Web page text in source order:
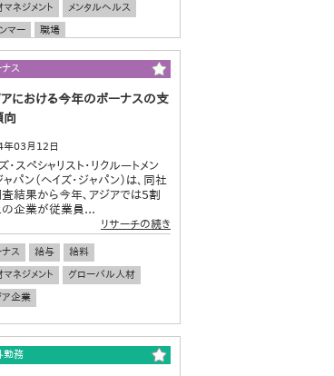
ネジメント
メンタルヘルス
マー
職場
ス
における今年のボーナスの支
向
03月12日
・スペシャリスト・リクルートメン
ャパン（ヘイズ・ジャパン）は、同社
結果から今年、アジアでは5割
の企業が従業員...
リサーチの続き
ス 給与
給料
ネジメント
グローバル人材
ア企業
勤務